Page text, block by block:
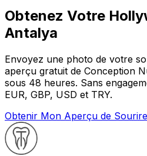
Obtenez Votre
Antalya
Envoyez une photo de votre
aperçu gratuit de Conception
sous 48 heures. Sans
EUR, GBP, USD et TRY.
Obtenir Mon Aperçu de